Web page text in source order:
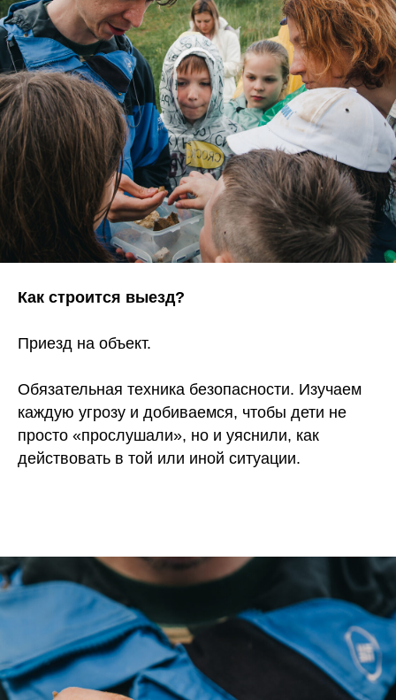
Как строится выезд?
Приезд на объект.
Обязательная техника безопасности. Изучаем
каждую угрозу и добиваемся, чтобы дети не
просто «прослушали», но и уяснили, как
действовать в той или иной ситуации.